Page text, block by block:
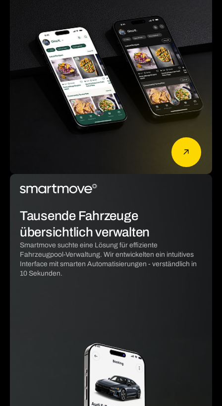
Tausende Fahrzeuge
übersichtlich verwalten
Smartmove suchte eine Lösung für effiziente
Fahrzeugpool-Verwaltung. Wir entwickelten ein intuitives
Interface mit smarten Automatisierungen - verständlich in
10 Sekunden.